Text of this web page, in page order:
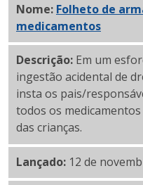
Nome: Folheto de
medicamentosem PDF
Descrição: Em um
ingestão acidental de
insta os pais/
todos os
das crianças.
Lançado: 12 de